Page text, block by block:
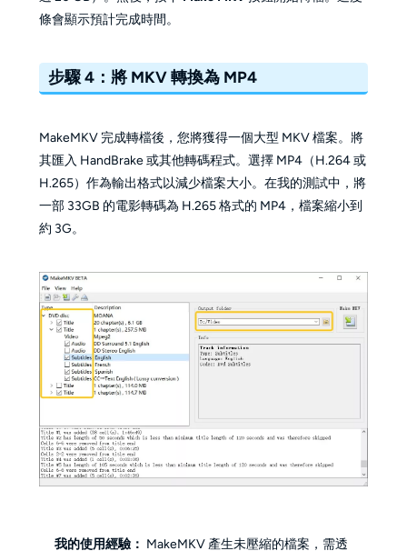
條會顯示預計完成時間。
步驟 4：將 MKV 轉換為 MP4
MakeMKV 完成轉檔後，您將獲得一個大型 MKV 檔案。將
其匯入 HandBrake 或其他轉碼程式。選擇 MP4（H.264 或
H.265）作為輸出格式以減少檔案大小。在我的測試中，將
一部 33GB 的電影轉碼為 H.265 格式的 MP4，檔案縮小到
約 3G。
我的使用經驗： MakeMKV 產生未壓縮的檔案，需透